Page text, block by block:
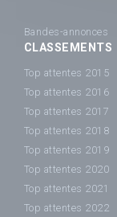
Bandes-annonces
CLASSEMENTS
Top attentes 2015
Top attentes 2016
Top attentes 2017
Top attentes 2018
Top attentes 2019
Top attentes 2020
Top attentes 2021
Top attentes 2022